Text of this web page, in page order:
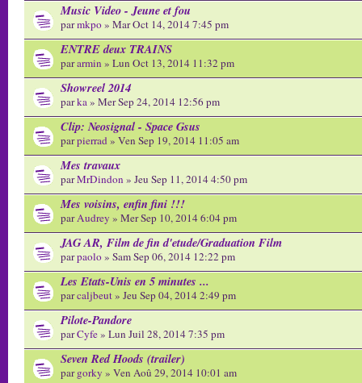
Music Video - Jeune et fou
parmkpo» Mar Oct 14, 2014 7:45 pm
ENTRE deux TRAINS
pararmin » Lun Oct 13, 2014 11:32 pm
Showreel 2014
parka» Mer Sep 24, 2014 12:56 pm
Clip: Neosignal - Space Gsus
parpierrad» Ven Sep 19, 2014 11:05 am
Mes travaux
parMrDindon » Jeu Sep 11, 2014 4:50 pm
Mes voisins, enfin fini !!!
parAudrey » Mer Sep 10, 2014 6:04 pm
JAG AR, Film de fin d'etude/Graduation Film
parpaolo» Sam Sep 06, 2014 12:22 pm
Les Etats-Unis en 5 minutes ...
parcaljbeut» Jeu Sep 04, 2014 2:49 pm
Pilote-Pandore
parCyfe» Lun Juil 28, 2014 7:35 pm
Seven Red Hoods (trailer)
pargorky » Ven Aoû 29, 2014 10:01 am